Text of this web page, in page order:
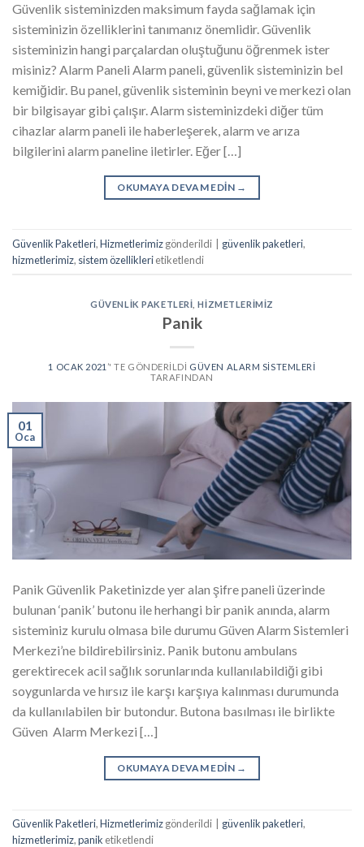
Güvenlik sisteminizden maksimum fayda sağlamak için
sisteminizin özelliklerini tanımanız önemlidir. Güvenlik
sisteminizin hangi parçalardan oluştuğunu öğrenmek ister
misiniz? Alarm Paneli Alarm paneli, güvenlik sisteminizin bel
kemiğidir. Bu panel, güvenlik sisteminin beyni ve merkezi olan
bir bilgisayar gibi çalışır. Alarm sisteminizdeki diğer tüm
cihazlar alarm paneli ile haberleşerek, alarm ve arıza
bilgilerini alarm paneline iletirler. Eğer […]
OKUMAYA DEVAM EDIN →
Güvenlik Paketleri,Hizmetlerimizgönderildi güvenlik paketleri,
hizmetlerimiz, sistem özelliklerietiketlendi
GÜVENLIK PAKETLERI ,HIZMETLERIMIZ
Panik
1 OCAK 2021 ’' TE GÖNDERILDI GÜVEN ALARM SISTEMLERI
TARAFINDAN
01
Oca
Panik Güvenlik Paketinizde yer alan şifre paneli üzerinde
bulunan ‘panik’ butonu ile herhangi bir panik anında, alarm
sisteminiz kurulu olmasa bile durumu Güven Alarm Sistemleri
Merkezi’ne bildirebilirsiniz. Panik butonu ambulans
gerektirecek acil sağlık sorunlarında kullanılabildiği gibi
soygunlarda ve hırsız ile karşı karşıya kalınması durumunda
da kullanılabilen bir butondur. Butona basılması ile birlikte
Güven Alarm Merkezi […]
OKUMAYA DEVAM EDIN →
Güvenlik Paketleri,Hizmetlerimizgönderildi güvenlik paketleri,
hizmetlerimiz,panik etiketlendi